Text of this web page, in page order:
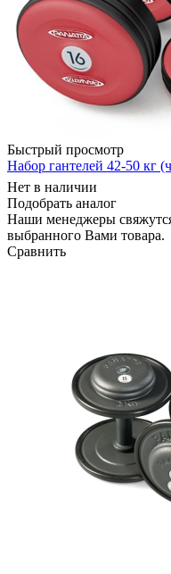
Быстрый просмотр
Набор гантелей 42-50 кг
Нет в наличии
Подобрать аналог
Наши менеджеры
выбранного Вами товара.
Сравнить